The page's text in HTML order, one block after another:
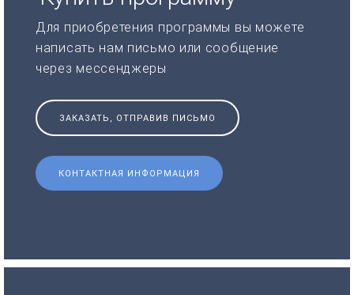
Для приобретения программы вы можете
написать нам письмо или сообщение
через мессенджеры
ЗАКАЗАТЬ, ОТПРАВИВ ПИСЬМО
КОНТАКТНАЯ ИНФОРМАЦИЯ